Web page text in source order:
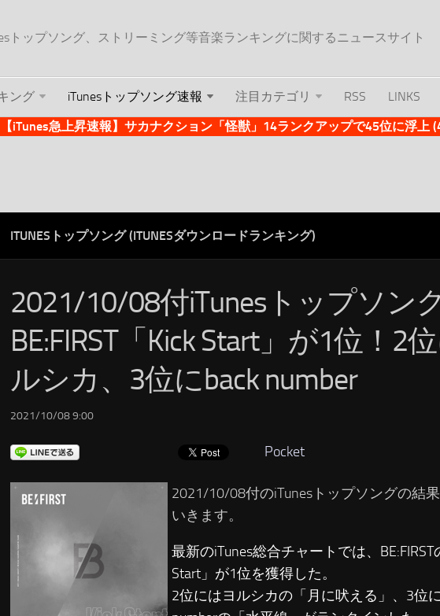
トップソング、ストリーミング等音楽ランキングに関するニュースサイト
ング iTunesトップソング速報 注目カテゴリ RSS
LINKS
【iTunes急上昇速報】サカナクション「怪獣」14ランクアップで45位に浮上
ITUNESトップソング (ITUNESダウンロードランキング)
2021/10/08付iTunesトップソン
BE:FIRST「Kick Start」が1位！2
ルシカ、3位にback number
2021/10/08 9:00
Pocket
2021/10/08付のiTunesトップソングの結
いきます。
最新のiTunes総合チャートでは、BE:FIRST
Start」が1位を獲得した。
2位にはヨルシカの「月に吠える」、3位